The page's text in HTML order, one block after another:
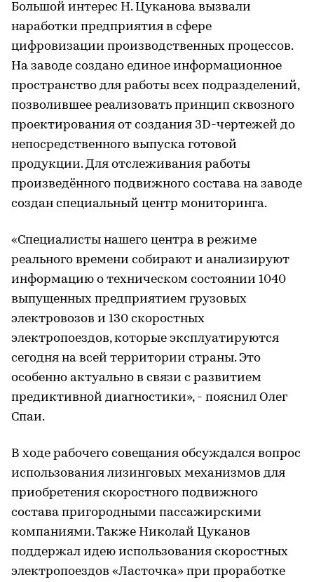
Большой интерес Н. Цуканова вызвали
наработки предприятия в сфере
цифровизации производственных процессов.
На заводе создано единое информационное
пространство для работы всех подразделений,
позволившее реализовать принцип сквозного
проектирования от создания 3D-чертежей до
непосредственного выпуска готовой
продукции. Для отслеживания работы
произведённого подвижного состава на заводе
создан специальный центр мониторинга.
«Специалисты нашего центра в режиме
реального времени собирают и анализируют
информацию о техническом состоянии 1040
выпущенных предприятием грузовых
электровозов и 130 скоростных
электропоездов, которые эксплуатируются
сегодня на всей территории страны. Это
особенно актуально в связи с развитием
предиктивной диагностики», - пояснил Олег
Спаи.
В ходе рабочего совещания обсуждался вопрос
использования лизинговых механизмов для
приобретения скоростного подвижного
состава пригородными пассажирскими
компаниями. Также Николай Цуканов
поддержал идею использования скоростных
электропоездов «Ласточка» при проработке